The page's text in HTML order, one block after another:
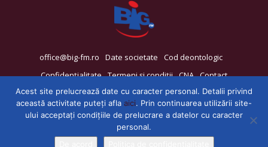
office@big-fm.ro Date societate
Cod deontologic
Confidențialitate Termeni și condiții CNA Contact
Acest site prelucrează date cu caracter personal. Detalii privind
această activitate puteți afla aici. Prin continuarea utilizării site-
ului acceptați condițiile de prelucrare a datelor cu caracter
personal.